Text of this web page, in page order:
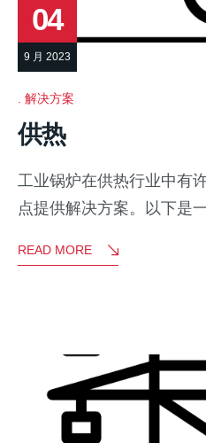
04
9 月 2023
解决方案
供热
工业锅炉在供热行业中有
点提供解决方案。以下是
READ MORE